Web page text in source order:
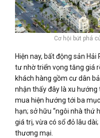
Cơ hội bứt phá
Hiện nay, bất động sản
tư nhờ triển vọng tăng giá
khách hàng gồm cư dân
nhận thấy đây là xu
mua hiện hướng tới ba
hạn; sở hữu “ngôi nhà thứ
giá trị, vừa có sổ đỏ lâu
thương mại.